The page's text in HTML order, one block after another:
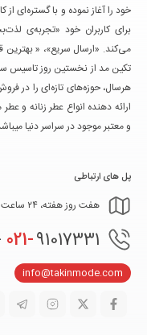
خود را آغاز نموده و با گستره‌ای
برای کاربران خود «تجربه‌ی
می‌کند. «ارسال سریع»، «
تکین مد از نخستین روز تاسیس
هرسال، حوزه‌های تازه‌ای را در
ارائه دهنده انواع عطر زنانه و
و معتبر موجود در سراسر دنیا
پل های ارتباطی
هفت روز هفته، ۲۴ ساعت شبانه‌روز پاسخگوی شما هستیم
021-91017331 - 09367103361
info@takinmode.com